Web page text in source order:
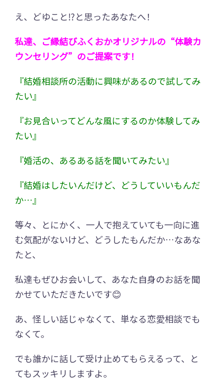
え、どゆこと⁉️と思ったあなたへ！
私達、ご縁結びふくおかオリジナルの“体験カ
ウンセリング”のご提案です！
『結婚相談所の活動に興味があるので試してみ
たい』
『お見合いってどんな風にするのか体験してみ
たい』
『婚活の、あるある話を聞いてみたい』
『結婚はしたいんだけど、どうしていいもんだ
か…』
等々、とにかく、一人で抱えていても一向に進
む気配がないけど、どうしたもんだか…なあな
たと、
私達もぜひお会いして、あなた自身のお話を聞
かせていただきたいです😊
あ、怪しい話じゃなくて、単なる恋愛相談でも
なくて。
でも誰かに話して受け止めてもらえるって、と
てもスッキリしますよ。